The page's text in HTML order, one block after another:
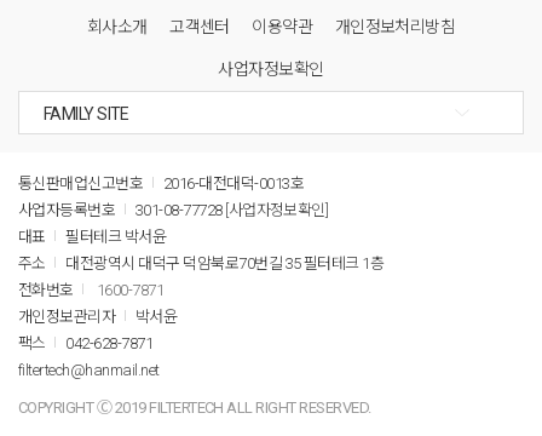
회사소개 고객센터 이용약관 개인정보처리방침
사업자정보확인
통신판매업신고번호
2016-대전대덕-0013호
사업자등록번호
301-08-77728 [사업자정보확인]
대표
필터테크 박서윤
주소
대전광역시 대덕구 덕암북로70번길 35 필터테크 1층
전화번호
1600-7871
개인정보관리자
박서윤
팩스
042-628-7871
filtertech@hanmail.net
COPYRIGHT Ⓒ 2019 FILTERTECH ALL RIGHT RESERVED.